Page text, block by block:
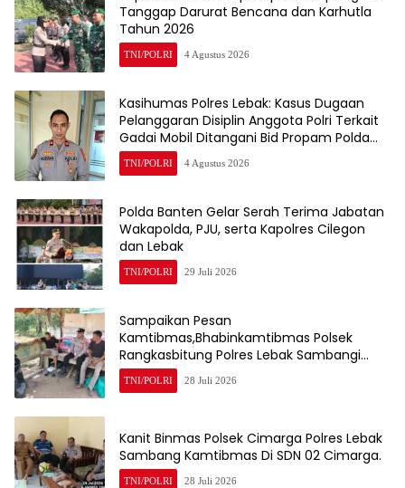
Tanggap Darurat Bencana dan Karhutla
Tahun 2026
TNI/POLRI 4 Agustus 2026
Kasihumas Polres Lebak: Kasus Dugaan
Pelanggaran Disiplin Anggota Polri Terkait
Gadai Mobil Ditangani Bid Propam Polda
Banten
TNI/POLRI 4 Agustus 2026
Polda Banten Gelar Serah Terima Jabatan
Wakapolda, PJU, serta Kapolres Cilegon
dan Lebak
TNI/POLRI 29 Juli 2026
Sampaikan Pesan
Kamtibmas,Bhabinkamtibmas Polsek
Rangkasbitung Polres Lebak Sambangi
Warga Kampung Cisalam
TNI/POLRI 28 Juli 2026
Kanit Binmas Polsek Cimarga Polres Lebak
Sambang Kamtibmas Di SDN 02 Cimarga.
TNI/POLRI 28 Juli 2026